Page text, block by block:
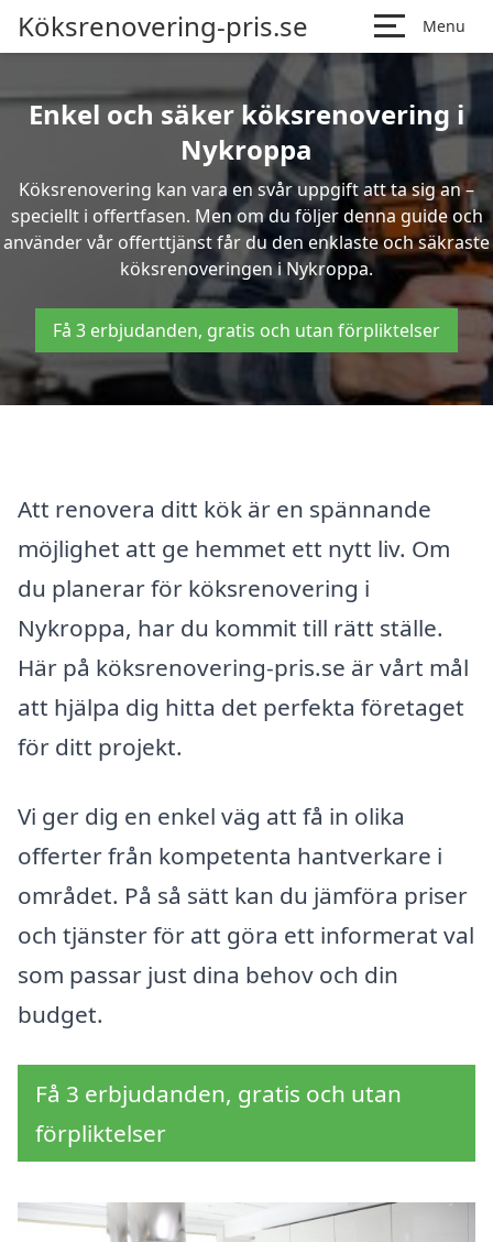
Köksrenovering-pris.se Menu
Enkel och säker köksrenovering i
Nykroppa
Köksrenovering kan vara en svår uppgift att ta sig an –
speciellt i offertfasen. Men om du följer denna guide och
använder vår offerttjänst får du den enklaste och säkraste
köksrenoveringen i Nykroppa.
Få 3 erbjudanden, gratis och utan förpliktelser
Att renovera ditt kök är en spännande
möjlighet att ge hemmet ett nytt liv. Om
du planerar för köksrenovering i
Nykroppa, har du kommit till rätt ställe.
Här på köksrenovering-pris.se är vårt mål
att hjälpa dig hitta det perfekta företaget
för ditt projekt.
Vi ger dig en enkel väg att få in olika
offerter från kompetenta hantverkare i
området. På så sätt kan du jämföra priser
och tjänster för att göra ett informerat val
som passar just dina behov och din
budget.
Få 3 erbjudanden, gratis och utan
förpliktelser